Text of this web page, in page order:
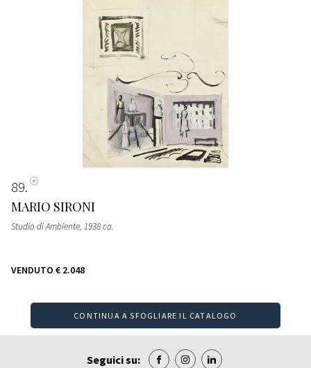
89
MARIO SIRONI
Studio di Ambiente, 1938 ca.
VENDUTO € 2.048
CONTINUA A SFOGLIARE IL CATALOGO
Seguici su: